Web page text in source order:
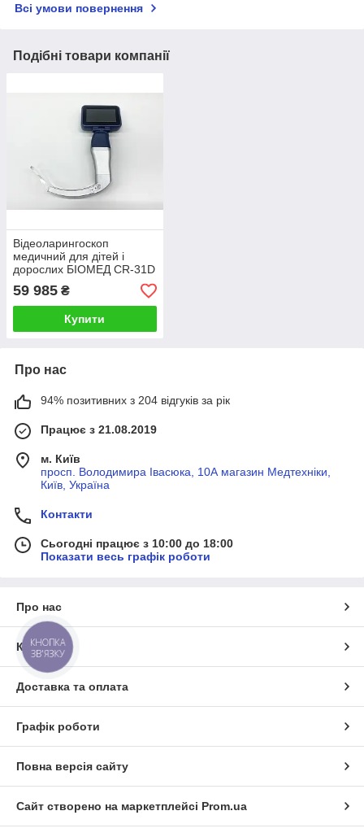
Всі умови повернення
Подібні товари компанії
Відеоларингоскоп
медичний для дітей і
дорослих БІОМЕД CR-31D
3" MAC1-4 одноразові
59 985 ₴
Купити
Про нас
94% позитивних з 204 відгуків за рік
Працює з 21.08.2019
м. Київ
просп. Володимира Івасюка, 10А магазин Медтехніки,
Київ, Україна
Контакти
Сьогодні працює з 10:00 до 18:00
Показати весь графік роботи
Про нас
Контакти
Доставка та оплата
Графік роботи
Повна версія сайту
Сайт створено на маркетплейсі Prom.ua
КНОПКА
ЗВ'ЯЗКУ